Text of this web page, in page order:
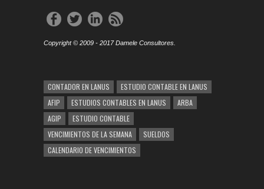
Copyright © 2009 - 2017 Damele Consultores.
CONTADOR EN LANUS
ESTUDIO CONTABLE EN LANUS
AFIP
ESTUDIOS CONTABLES EN LANUS
ARBA
AGIP
ESTUDIO CONTABLE
VENCIMIENTOS DE LA SEMANA
SUELDOS
CALENDARIO DE VENCIMIENTOS